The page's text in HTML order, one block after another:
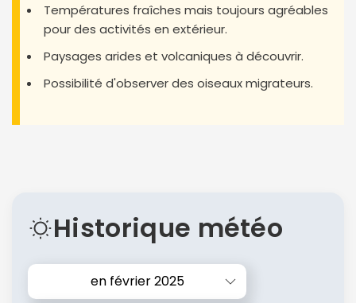
Températures fraîches mais toujours agréables
pour des activités en extérieur.
Paysages arides et volcaniques à découvrir.
Possibilité d'observer des oiseaux migrateurs.
Historique météo
en février 2025